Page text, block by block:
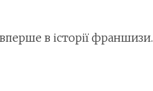
в історії франшизи.